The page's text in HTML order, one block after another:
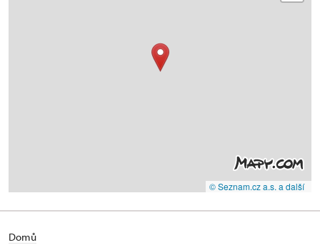
© Seznam.cz a.s. a další
Domů